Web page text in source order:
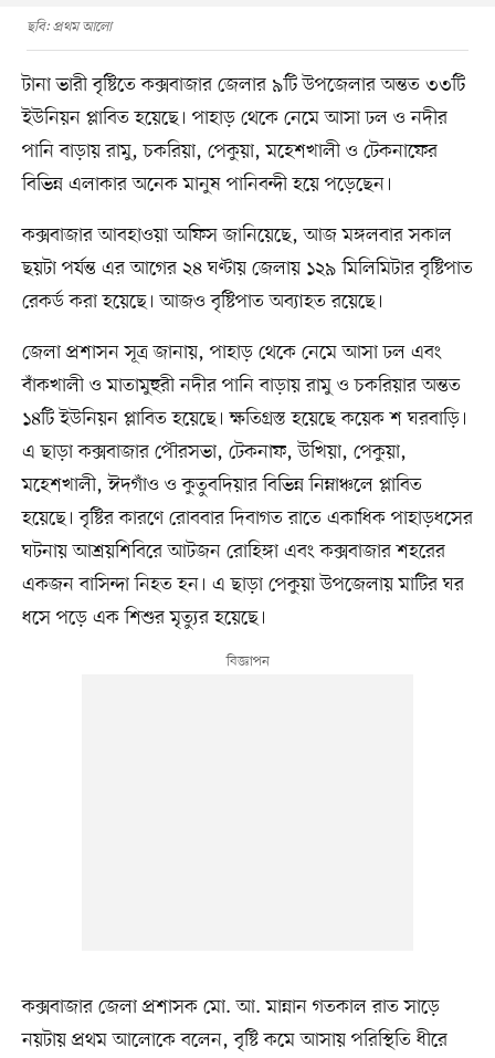
ছবি: প্রথম আলো
টানা ভারী বৃষ্টিতে কক্সবাজার জেলার ৯টি উপজেলার অন্তত ৩৩টি
ইউনিয়ন প্লাবিত হয়েছে। পাহাড় থেকে নেমে আসা ঢল ও নদীর
পানি বাড়ায় রামু, চকরিয়া, পেকুয়া, মহেশখালী ও টেকনাফের
বিভিন্ন এলাকার অনেক মানুষ পানিবন্দী হয়ে পড়েছেন।
কক্সবাজার আবহাওয়া অফিস জানিয়েছে, আজ মঙ্গলবার সকাল
ছয়টা পর্যন্ত এর আগের ২৪ ঘণ্টায় জেলায় ১২৯ মিলিমিটার বৃষ্টিপাত
রেকর্ড করা হয়েছে। আজও বৃষ্টিপাত অব্যাহত রয়েছে।
জেলা প্রশাসন সূত্র জানায়, পাহাড় থেকে নেমে আসা ঢল এবং
বাঁকখালী ও মাতামুহুরী নদীর পানি বাড়ায় রামু ও চকরিয়ার অন্তত
১৪টি ইউনিয়ন প্লাবিত হয়েছে। ক্ষতিগ্রস্ত হয়েছে কয়েক শ ঘরবাড়ি।
এ ছাড়া কক্সবাজার পৌরসভা, টেকনাফ, উখিয়া, পেকুয়া,
মহেশখালী, ঈদগাঁও ও কুতুবদিয়ার বিভিন্ন নিম্নাঞ্চলে প্লাবিত
হয়েছে। বৃষ্টির কারণে রোববার দিবাগত রাতে একাধিক পাহাড়ধসের
ঘটনায় আশ্রয়শিবিরে আটজন রোহিঙ্গা এবং কক্সবাজার শহরের
একজন বাসিন্দা নিহত হন। এ ছাড়া পেকুয়া উপজেলায় মাটির ঘর
ধসে পড়ে এক শিশুর মৃত্যুর হয়েছে।
কক্সবাজার জেলা প্রশাসক মো. আ. মান্নান গতকাল রাত সাড়ে
নয়টায় প্রথম আলোকে বলেন, বৃষ্টি কমে আসায় পরিস্থিতি ধীরে